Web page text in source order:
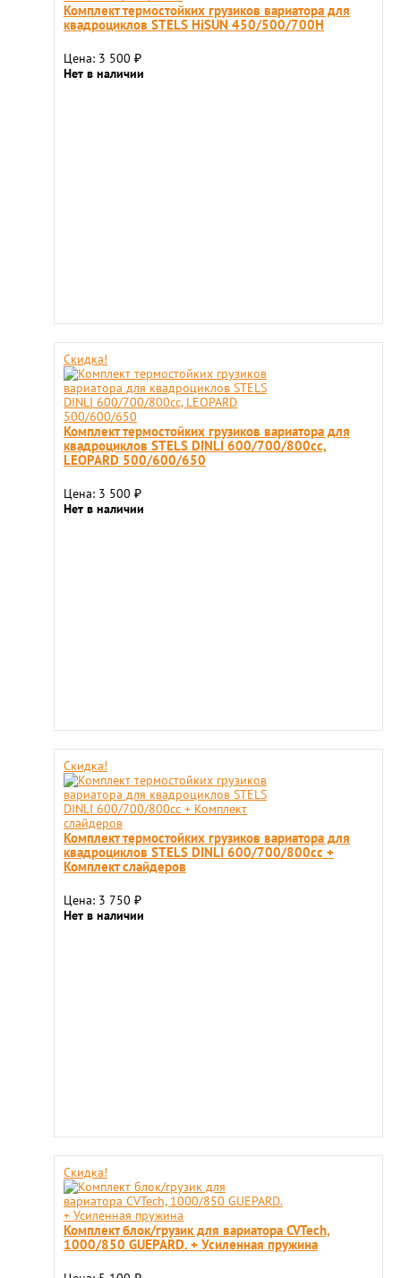
Комплект термостойких грузиков вариатора для
квадроциклов STELS HiSUN 450/500/700H
Цена: 3 500 ₽
Нет в наличии
Скидка!
Комплект термостойких грузиков вариатора для
квадроциклов STELS DINLI 600/700/800cc,
LEOPARD 500/600/650
Цена: 3 500 ₽
Нет в наличии
Скидка!
Комплект термостойких грузиков вариатора для
квадроциклов STELS DINLI 600/700/800cc +
Комплект слайдеров
Цена: 3 750 ₽
Нет в наличии
Скидка!
Комплект блок/грузик для вариатора CVTech,
1000/850 GUEPARD. + Усиленная пружина